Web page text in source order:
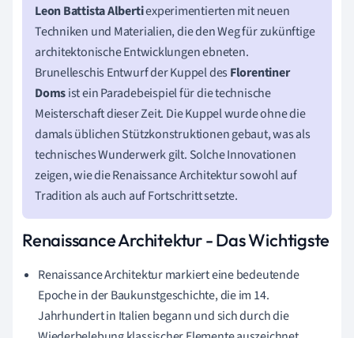
Leon Battista Albertiexperimentierten mit neuen
Techniken und Materialien, die den Weg für zukünftige
architektonische Entwicklungen ebneten.
Brunelleschis Entwurf der Kuppel des Florentiner
Domsist ein Paradebeispiel für die technische
Meisterschaft dieser Zeit. Die Kuppel wurde ohne die
damals üblichen Stützkonstruktionen gebaut, was als
technisches Wunderwerk gilt. Solche Innovationen
zeigen, wie die Renaissance Architektur sowohl auf
Tradition als auch auf Fortschritt setzte.
Renaissance Architektur - Das Wichtigste
Renaissance Architektur markiert eine bedeutende
Epoche in der Baukunstgeschichte, die im 14.
Jahrhundert in Italien begann und sich durch die